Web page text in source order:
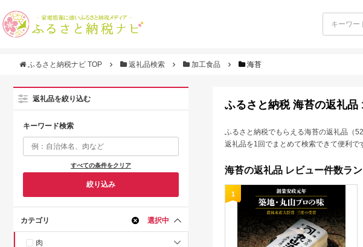
ふるさと納税ナビ TOP 返礼品検索 加工食品 海苔
返礼品を絞り込む
キーワード検索
すべての条件をクリア
絞り込み
カテゴリ 選択中
肉
ふるさと納税 海苔の返礼品
ふるさと納税でもらえる海苔の返礼品（
返礼品を1回でまとめて検索できて便利で
海苔の返礼品 レビュー件数ラ
1